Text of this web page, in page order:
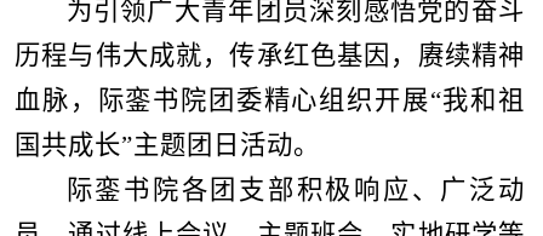
为引领广大青年团员深刻感悟党的奋斗
历程与伟大成就，传承红色基因，赓续精神
血脉 ，际銮书 院团委精心组织开展“我和祖
国共成长”主题团日活动。
际銮书院各团支部积极响应、广泛动